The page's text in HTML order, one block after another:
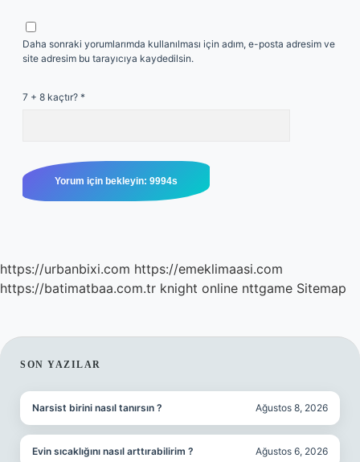
Daha sonraki yorumlarımda kullanılması için adım, e-posta adresim ve
site adresim bu tarayıcıya kaydedilsin.
7 + 8 kaçtır? *
https://urbanbixi.com https://emeklimaasi.com
https://batimatbaa.com.tr knight online nttgame Sitemap
SIDEBAR
SON YAZILAR
Narsist birini nasıl tanırsın ? Ağustos 8, 2026
Evin sıcaklığını nasıl arttırabilirim ? Ağustos 6, 2026